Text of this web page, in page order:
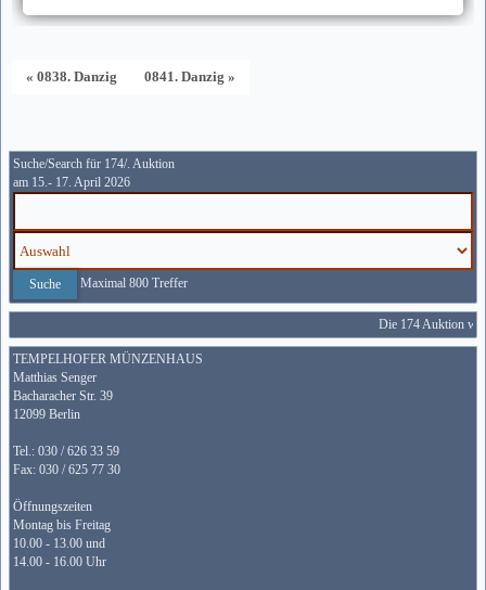
« 0838. Danzig 0841. Danzig »
Suche/Search für 174/. Auktion
am 15.- 17. April 2026
Maximal 800 Treffer
Die 174 Auktion
TEMPELHOFER MÜNZENHAUS
Matthias Senger
Bacharacher Str. 39
12099 Berlin
Tel.: 030 / 626 33 59
Fax: 030 / 625 77 30
Öffnungszeiten
Montag bis Freitag
10.00 - 13.00 und
14.00 - 16.00 Uhr